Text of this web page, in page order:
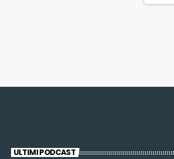
ULTIMI PODCAST